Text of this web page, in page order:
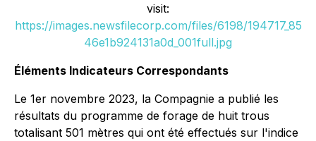
visit:
https://images.newsfilecorp.com/files/6198/194717_85
46e1b924131a0d_001full.jpg
Éléments Indicateurs Correspondants
Le 1er novembre 2023, la Compagnie a publié les
résultats du programme de forage de huit trous
totalisant 501 mètres qui ont été effectués sur l'indice